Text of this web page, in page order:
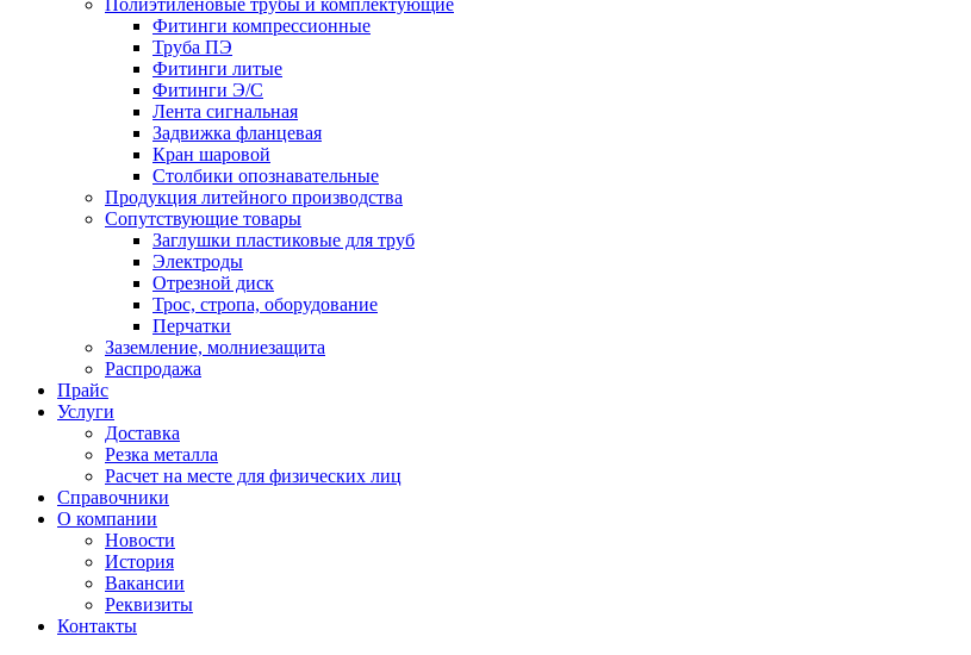
Полиэтиленовые трубы и комплектующие
Фитинги компрессионные
Труба ПЭ
Фитинги литые
Фитинги Э/С
Лента сигнальная
Задвижка фланцевая
Кран шаровой
Столбики опознавательные
Продукция литейного производства
Сопутствующие товары
Заглушки пластиковые для труб
Электроды
Отрезной диск
Трос, стропа, оборудование
Перчатки
Заземление, молниезащита
Распродажа
Прайс
Услуги
Доставка
Резка металла
Расчет на месте для физических лиц
Справочники
О компании
Новости
История
Вакансии
Реквизиты
Контакты